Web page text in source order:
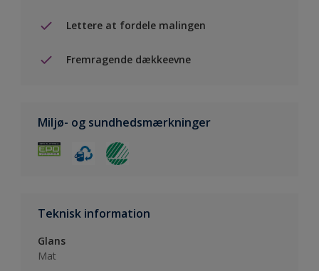
Lettere at fordele malingen
Fremragende dækkeevne
Miljø- og sundhedsmærkninger
Teknisk information
Glans
Mat